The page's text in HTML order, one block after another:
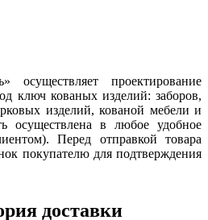
осуществляет проектирование
ключ кованых изделий: заборов,
изделий, кованой мебели и
осуществлена в любое удобное
Перед отправкой товара
покупателю для подтверждения
доставки